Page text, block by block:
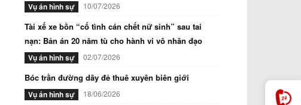
Vụ án hình sự 10/07/2026
Tài xế xe bồn “cố tình cán chết nữ sinh” sau tai
nạn: Bản án 20 năm tù cho hành vi vô nhân đạo
Vụ án hình sự 02/07/2026
Bóc trần đường dây đẻ thuê xuyên biên giới
Vụ án hình sự 18/06/2026